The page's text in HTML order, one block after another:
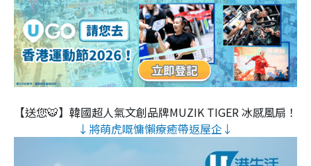
【送您🐯】韓國超人氣文創品牌MUZIK TIGER 冰感風扇！
↓將萌虎嘅慵懶療癒帶返屋企↓